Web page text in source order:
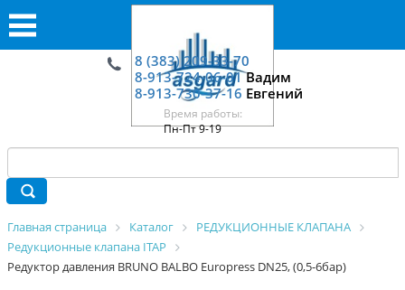
8 (383) 209-33-70
8-913-724-06-01Вадим
8-913-730-37-16 Евгений
Время работы:
Пн-Пт 9-19
Главная страница Каталог
РЕДУКЦИОННЫЕ КЛАПАНА
Редукционные клапана ITAP
Редуктор давления BRUNO BALBO Europress DN25, (0,5-6бар)